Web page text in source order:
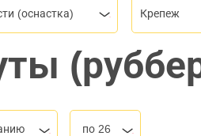
(оснастка) Крепеж
по 26